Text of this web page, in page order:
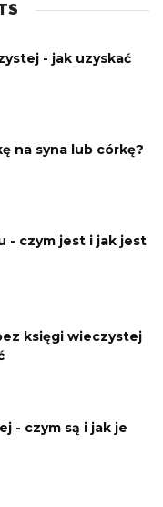
- jak uzyskać
na syna lub córkę?
- czym jest i jak jest
księgi wieczystej
- czym są i jak je